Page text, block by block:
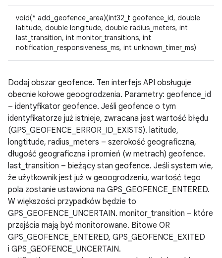
void(* add_geofence_area)(int32_t geofence_id, double
latitude, double longitude, double radius_meters, int
last_transition, int monitor_transitions, int
notification_responsiveness_ms, int unknown_timer_ms)
Dodaj obszar geofence. Ten interfejs API obsługuje
obecnie kołowe geoogrodzenia. Parametry: geofence_id
– identyfikator geofence. Jeśli geofence o tym
identyfikatorze już istnieje, zwracana jest wartość błędu
(GPS_GEOFENCE_ERROR_ID_EXISTS). latitude,
longtitude, radius_meters – szerokość geograficzna,
długość geograficzna i promień (w metrach) geofence.
last_transition – bieżący stan geofence. Jeśli system wie,
że użytkownik jest już w geoogrodzeniu, wartość tego
pola zostanie ustawiona na GPS_GEOFENCE_ENTERED.
W większości przypadków będzie to
GPS_GEOFENCE_UNCERTAIN. monitor_transition – które
przejścia mają być monitorowane. Bitowe OR
GPS_GEOFENCE_ENTERED, GPS_GEOFENCE_EXITED
i GPS_GEOFENCE_UNCERTAIN.